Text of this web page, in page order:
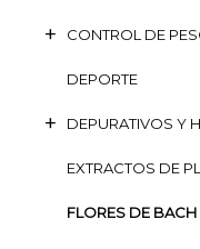
CONTROL DE
DEPORTE
DEPURATIVOS Y
EXTRACTOS DE
FLORES DE BACH